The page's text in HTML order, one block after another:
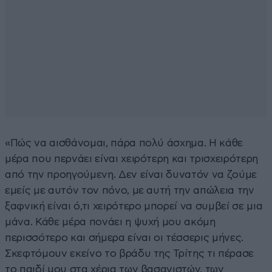
«Πώς να αισθάνομαι, πάρα πολύ άσχημα. Η κάθε
μέρα που περνάει είναι χειρότερη και τρισχειρότερη
από την προηγούμενη. Δεν είναι δυνατόν να ζούμε
εμείς με αυτόν τον πόνο, με αυτή την απώλεια την
ξαφνική είναι ό,τι χειρότερο μπορεί να συμβεί σε μια
μάνα. Κάθε μέρα πονάει η ψυχή μου ακόμη
περισσότερο και σήμερα είναι οι τέσσερις μήνες.
Σκεφτόμουν εκείνο το βράδυ της Τρίτης τι πέρασε
το παιδί μου στα χέρια των βασανιστών, των